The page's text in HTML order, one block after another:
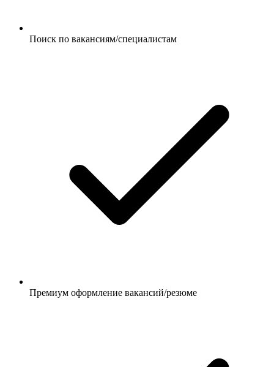
Поиск по вакансиям/специалистам
Премиум оформление вакансий/резюме